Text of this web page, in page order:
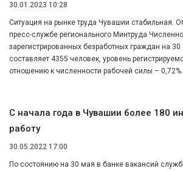
30.01.2023 10:28
Ситуация на рынке труда Чувашии стабильная.
пресс-службе регионального Минтруда
зарегистрированных безработных граждан на 30
составляет 4355 человек, уровень
отношению к численности рабочей силы – 0,72%.
С начала года в Чувашии более 180
работу
30.05.2022 17:00
По состоянию на 30 мая в банке вакансий